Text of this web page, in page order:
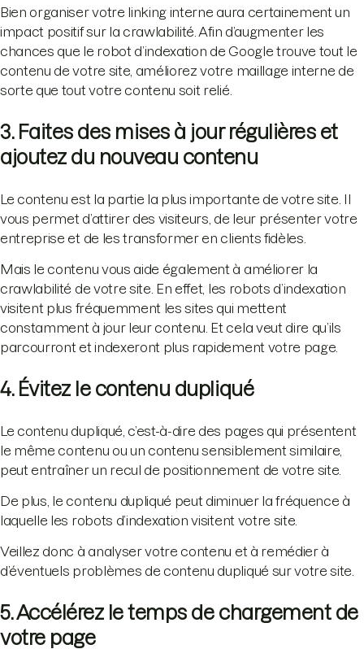
Bien organiser votre linking interne aura certainement un
impact positif sur la crawlabilité. Afin d’augmenter les
chances que le robot d’indexation de Google trouve tout le
contenu de votre site, améliorez votre maillage interne de
sorte que tout votre contenu soit relié.
3. Faites des mises à jour régulières et
ajoutez du nouveau contenu
Le contenu est la partie la plus importante de votre site. Il
vous permet d’attirer des visiteurs, de leur présenter votre
entreprise et de les transformer en clients fidèles.
Mais le contenu vous aide également à améliorer la
crawlabilité de votre site. En effet, les robots d’indexation
visitent plus fréquemment les sites qui mettent
constamment à jour leur contenu. Et cela veut dire qu’ils
parcourront et indexeront plus rapidement votre page.
4. Évitez le contenu dupliqué
Le contenu dupliqué, c’est-à-dire des pages qui présentent
le même contenu ou un contenu sensiblement similaire,
peut entraîner un recul de positionnement de votre site.
De plus, le contenu dupliqué peut diminuer la fréquence à
laquelle les robots d’indexation visitent votre site.
Veillez donc à analyser votre contenu et à remédier à
d’éventuels problèmes de contenu dupliqué sur votre site.
5. Accélérez le temps de chargement de
votre page